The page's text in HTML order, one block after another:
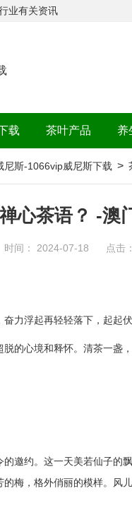
业有关资讯
载 茶叶产品 养
尼斯-1066vip威尼斯下载 >
心茶语？ -澳
时间： 2024-07-18 点击
力浮起再轻轻落下，起起
的心境和释怀。清茶一盏
邀约。这一天美若仙子的
梅，格外俏丽的模样。风